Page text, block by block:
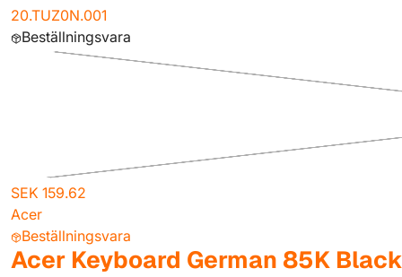
20.TUZ0N.001
Beställningsvara
SEK 159.62
Acer
Beställningsvara
Acer Keyboard German 85K Black